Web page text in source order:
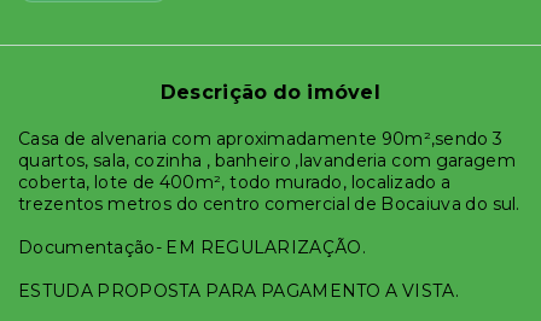
Descrição do imóvel
Casa de alvenaria com aproximadamente 90m²,sendo 3
quartos, sala, cozinha , banheiro ,lavanderia com garagem
coberta, lote de 400m², todo murado, localizado a
trezentos metros do centro comercial de Bocaiuva do sul.
Documentação- EM REGULARIZAÇÃO.
ESTUDA PROPOSTA PARA PAGAMENTO A VISTA.